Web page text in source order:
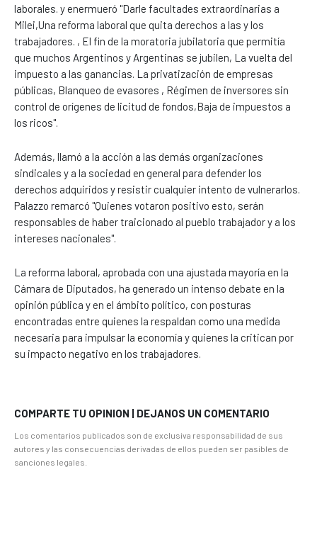
laborales. y enermueró "Darle facultades extraordinarias a
Milei,Una reforma laboral que quita derechos a las y los
trabajadores. , El fin de la moratoria jubilatoria que permitía
que muchos Argentinos y Argentinas se jubilen, La vuelta del
impuesto a las ganancias. La privatización de empresas
públicas, Blanqueo de evasores , Régimen de inversores sin
control de orígenes de licitud de fondos,Baja de impuestos a
los ricos".
Además, llamó a la acción a las demás organizaciones
sindicales y a la sociedad en general para defender los
derechos adquiridos y resistir cualquier intento de vulnerarlos.
Palazzo remarcó "Quienes votaron positivo esto, serán
responsables de haber traicionado al pueblo trabajador y a los
intereses nacionales".
La reforma laboral, aprobada con una ajustada mayoría en la
Cámara de Diputados, ha generado un intenso debate en la
opinión pública y en el ámbito político, con posturas
encontradas entre quienes la respaldan como una medida
necesaria para impulsar la economía y quienes la critican por
su impacto negativo en los trabajadores.
COMPARTE TU OPINION | DEJANOS UN COMENTARIO
Los comentarios publicados son de exclusiva responsabilidad de sus
autores y las consecuencias derivadas de ellos pueden ser pasibles de
sanciones legales.